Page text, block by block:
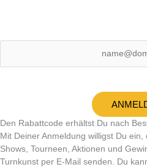
Den Rabattcode erhältst Du nach
Mit Deiner Anmeldung willigst Du
Shows, Tourneen, Aktionen und
Turnkunst per E-Mail senden. Du